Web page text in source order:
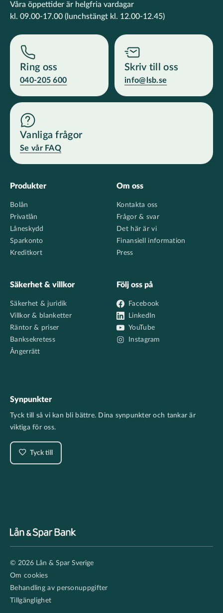
Våra öppettider är helgfria vardagar
kl. 09.00-17.00 (lunchstängt kl. 12.00-12.45)
Ring oss
040-205 600
Skriv till oss
info@lsb.se
Vanliga frågor
Se vår FAQ
Footer
Produkter
Bolån
Privatlån
Låneskydd
Sparkonto
Kreditkort
Om oss
Kontakta oss
Frågor & svar
Det här är vi
Finansiell information
Press
Säkerhet & villkor
Säkerhet & juridik
Villkor & blanketter
Räntor & priser
Banksekretess
Ångerrätt
Följ oss på
Facebook
LinkedIn
YouTube
Instagram
Synpunkter
Tyck till så vi kan bli bättre. Dina synpunkter och tankar är
viktiga för oss.
Tyck till
secondary
© 2026 Lån & Spar Sverige
Om cookies
Behandling av personuppgifter
Tillgänglighet